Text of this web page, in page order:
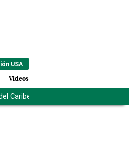
USA
Videos
Caribe